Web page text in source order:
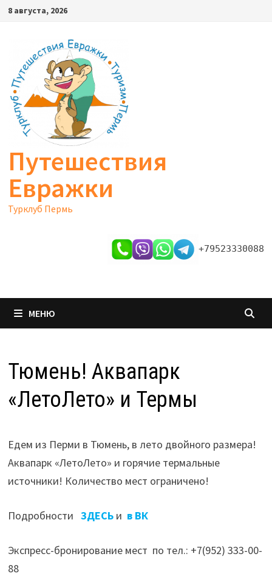
Перейти
содержимому
8 августа, 2026
Путешествия
Евражки
Турклуб Пермь
+79523330088
МЕНЮ
Тюмень! Аквапарк
«ЛетоЛето» и Термы
Едем из Перми в Тюмень, в лето двойного размера!
Аквапарк «ЛетоЛето» и горячие термальные
источники! Количество мест ограничено!
Подробности ЗДЕСЬ и в ВК
Экспресс-бронирование мест по тел.: +7(952) 333-00-
88